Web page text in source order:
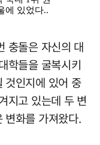
충돌은 자신의 대
학들을 굴복시키
것인지에 있어 중
지고 있는데 두 변
변화를 가져왔다.